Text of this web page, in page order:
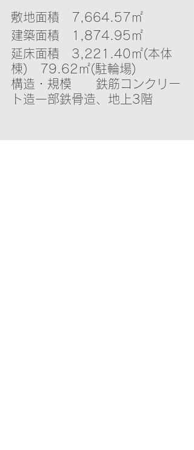
敷地面積　7,664.57㎡
建築面積　1,874.95㎡
延床面積　3,221.40㎡(本体
棟)　79.62㎡(駐輪場)
構造・規模　　鉄筋コンクリー
ト造一部鉄骨造、地上3階